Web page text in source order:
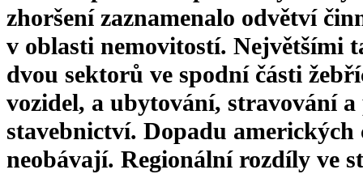
zhoršení zaznamenalo odvětví
v oblasti nemovitostí. Největšími
dvou sektorů ve spodní části
vozidel, a ubytování, stravování
stavebnictví. Dopadu
neobávají. Regionální rozdíly ve